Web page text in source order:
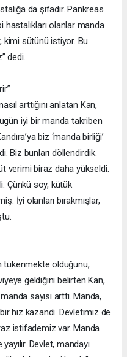
da şifadır. Pankreas
hastalıkları olanlar manda
sütünü istiyor. Bu
dedi.
arttığını anlatan Kan,
iyi bir manda takriben
biz ‘manda birliği’
Biz bunları döllendirdik.
verimi biraz daha yükseldi.
Çünkü soy, kütük
İyi olanları bırakmışlar,
tükenmekte olduğunu,
geldiğini belirten Kan,
sayısı arttı. Manda,
hız kazandı. Devletimiz de
istifademiz var. Manda
Devlet, mandayı